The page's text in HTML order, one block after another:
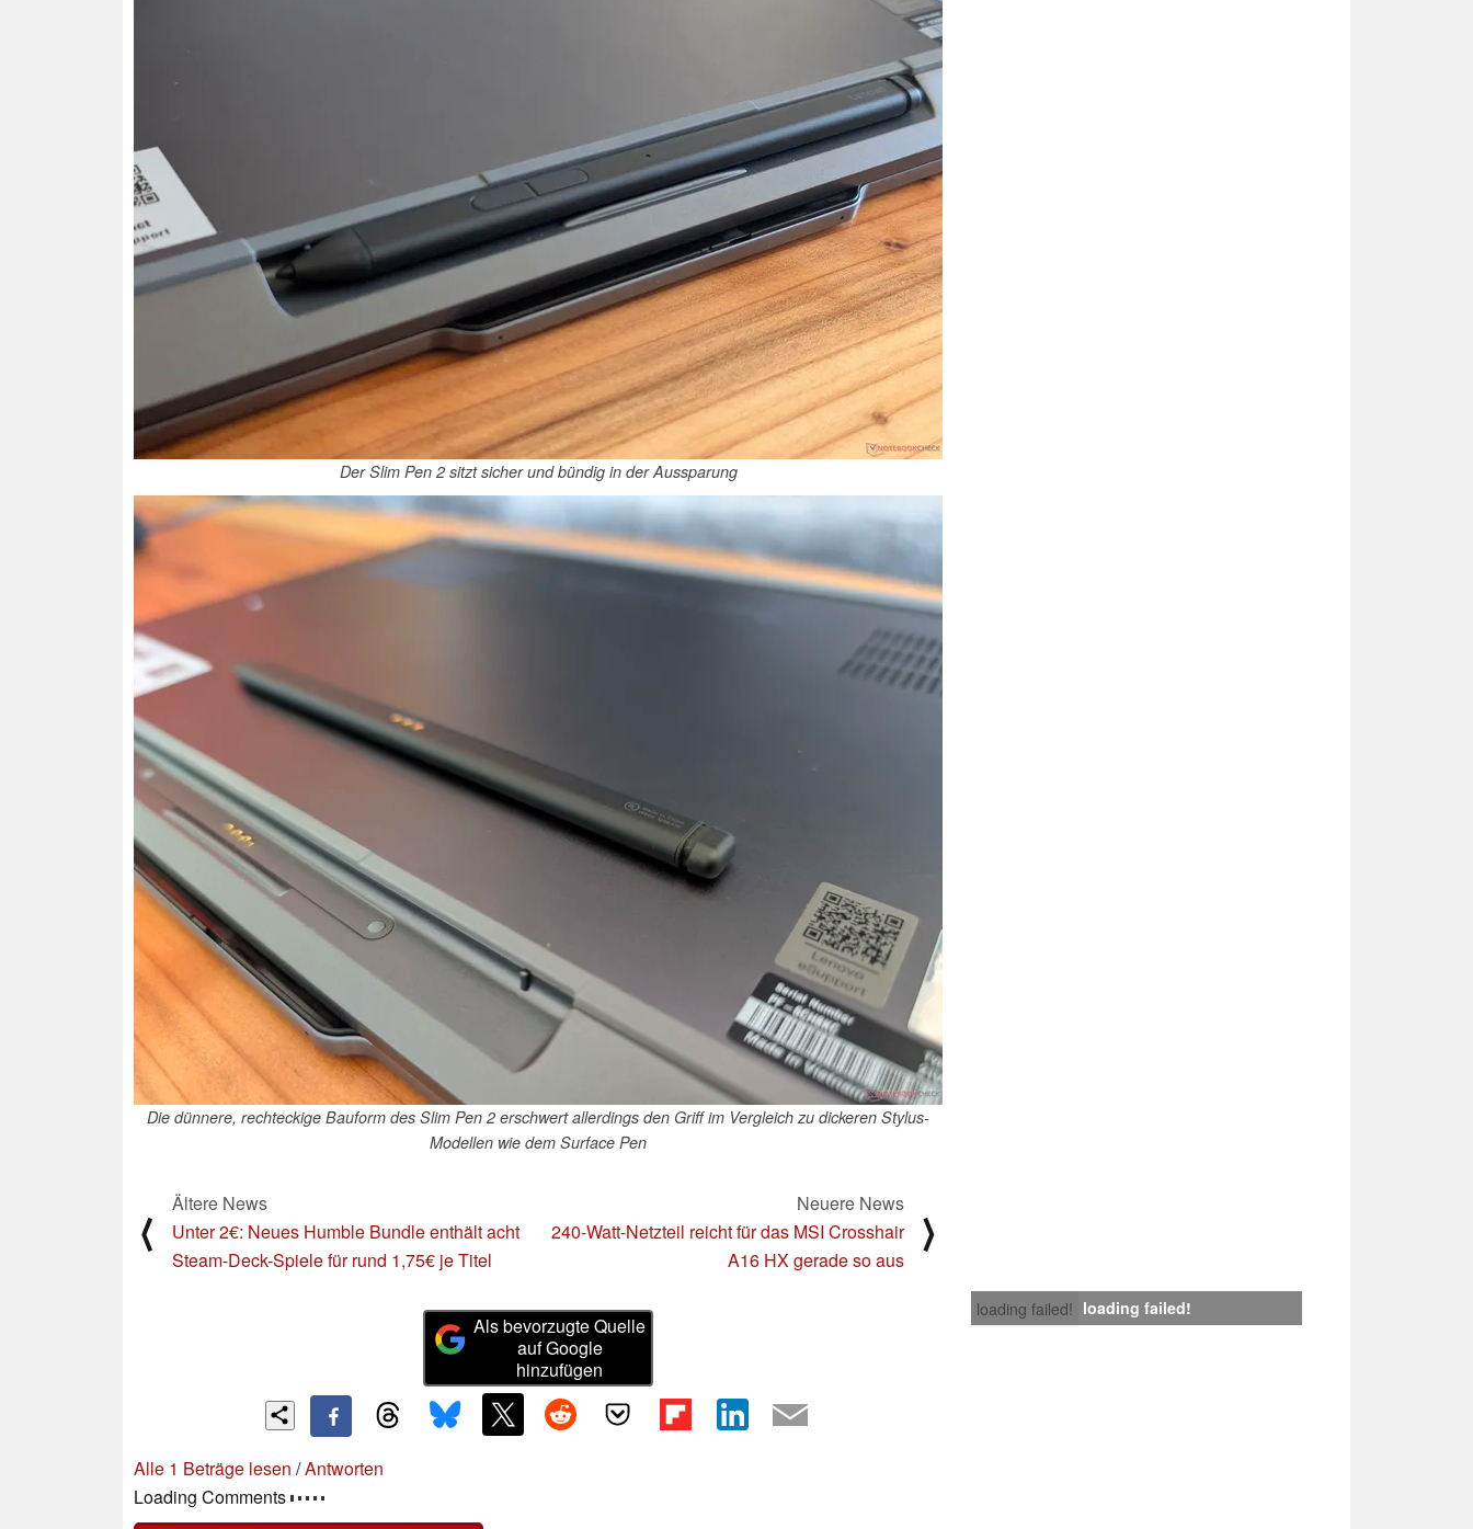
Der Slim Pen 2 sitzt sicher und bündig in der Aussparung
Die dünnere, rechteckige Bauform des Slim Pen 2 erschwert allerdings den Griff im Vergleich zu dickeren Stylus-
Modellen wie dem Surface Pen
⟨
Ältere News
Unter 2€: Neues Humble Bundle enthält acht
Steam-Deck-Spiele für rund 1,75€ je Titel
Neuere News
240-Watt-Netzteil reicht für das MSI Crosshair
A16 HX gerade so aus
⟩
loading failed! loading failed!
Als bevorzugte Quelle
auf Google
hinzufügen
Alle 1 Beträge lesen /Antworten
Loading Comments